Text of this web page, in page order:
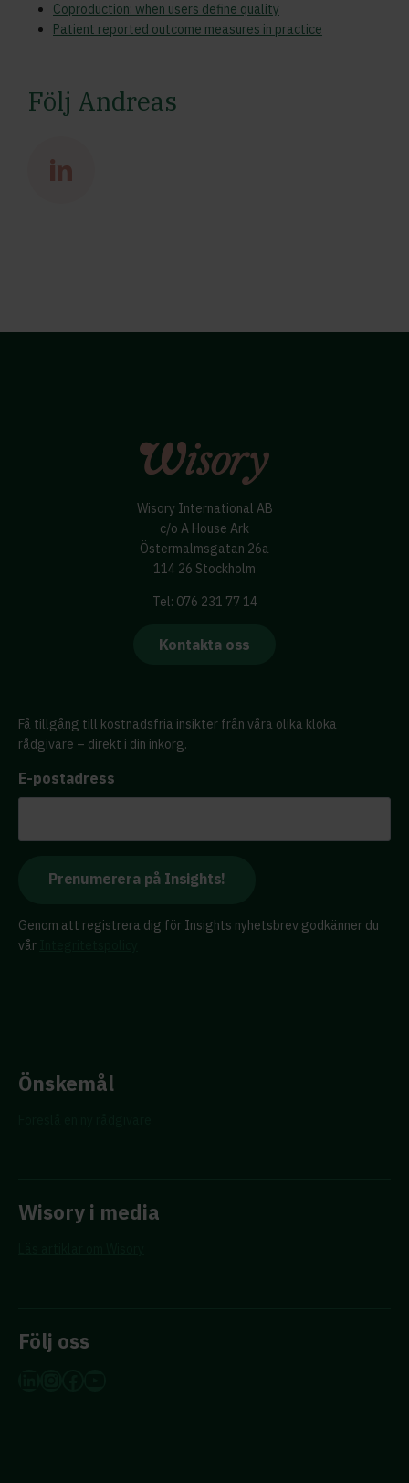
Coproduction: when users define quality
Patient reported outcome measures in practice
Följ Andreas
Wisory International AB
c/o A House Ark
Östermalmsgatan 26a
114 26 Stockholm
Tel: 076 231 77 14
Kontakta oss
Få tillgång till kostnadsfria insikter från våra olika kloka
rådgivare – direkt i din inkorg.
E-postadress
Genom att registrera dig för Insights nyhetsbrev godkänner du
vår
Önskemål
Wisory i media
Följ oss